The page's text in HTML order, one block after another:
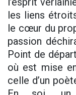
les liens
le cœur du
passion
Point de
où est mise
celle d’un